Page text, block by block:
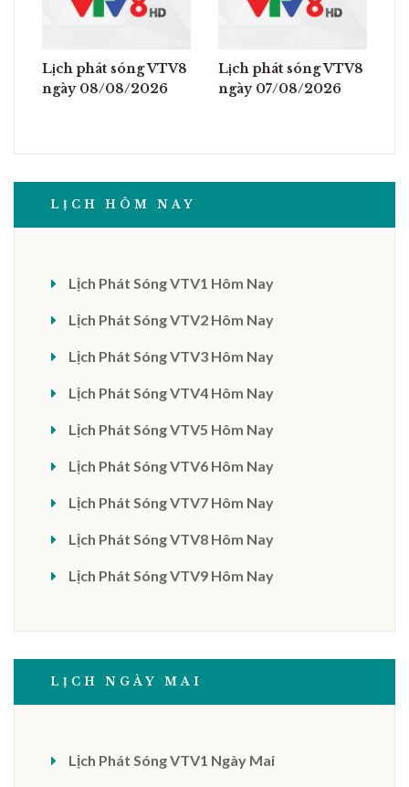
Lịch phát sóng VTV8
ngày 08/08/2026
Lịch phát sóng VTV8
ngày 07/08/2026
LỊCH HÔM NAY
Lịch Phát Sóng VTV1 Hôm Nay
Lịch Phát Sóng VTV2 Hôm Nay
Lịch Phát Sóng VTV3 Hôm Nay
Lịch Phát Sóng VTV4 Hôm Nay
Lịch Phát Sóng VTV5 Hôm Nay
Lịch Phát Sóng VTV6 Hôm Nay
Lịch Phát Sóng VTV7 Hôm Nay
Lịch Phát Sóng VTV8 Hôm Nay
Lịch Phát Sóng VTV9 Hôm Nay
LỊCH NGÀY MAI
Lịch Phát Sóng VTV1 Ngày Mai